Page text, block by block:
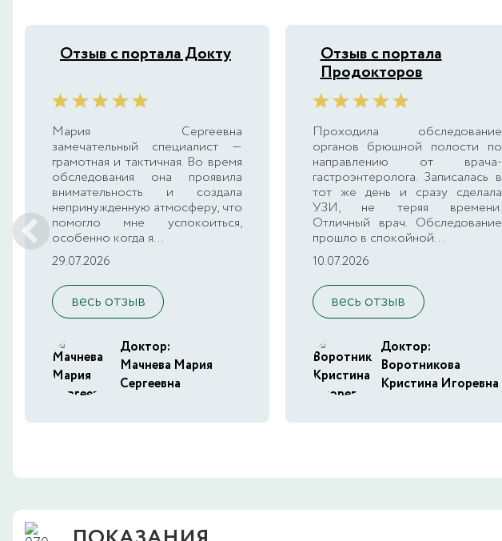
Отзыв с портала Докту
Мария Сергеевна
замечательный специалист —
грамотная и тактичная. Во время
обследования она проявила
внимательность и создала
непринужденную атмосферу, что
помогло мне успокоиться,
особенно когда я...
29.07.2026
весь отзыв
Доктор:
Мачнева Мария
Сергеевна
Отзыв с портала
Продокторов
Проходила обследование
органов брюшной полости по
направлению от врача-
гастроэнтеролога. Записалась в
тот же день и сразу сделала
УЗИ, не теряя времени.
Отличный врач. Обследование
прошло в спокойной...
10.07.2026
весь отзыв
Доктор:
Воротникова
Кристина Игоревна